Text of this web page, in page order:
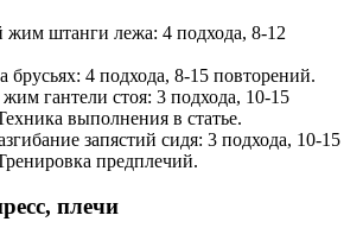
жим штанги лежа: 4 подхода, 8-12
4 подхода, 8-15 повторений.
гантели стоя: 3 подхода, 10-15
выполнения в статье.
запястий сидя: 3 подхода, 10-15
предплечий.
плечи